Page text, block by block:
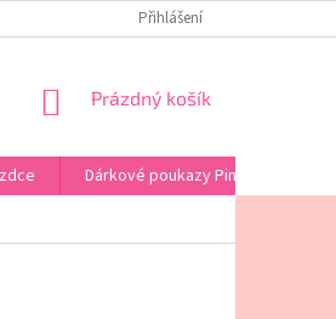
OBCHODNÍ PODMÍNKYPřihlášení
NÁKUPNÍ
Prázdný košík
Dárkové poukazy Pink Horse